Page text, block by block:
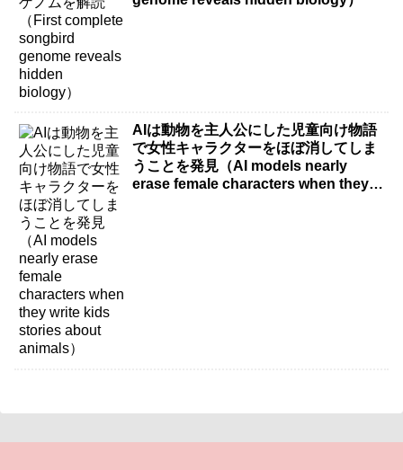
AIは動物を主人公にした児童向け物語
で女性キャラクターをほぼ消してしま
うことを発見（AI models nearly
erase female characters when they